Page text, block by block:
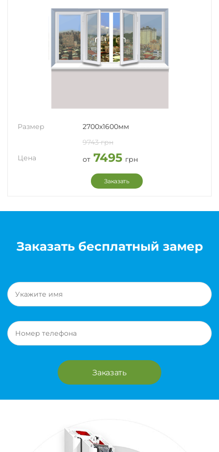
Размер
2700x1600мм
9743 грн
Цена
от 7495 грн
Заказать
Заказать бесплатный замер
Заказать